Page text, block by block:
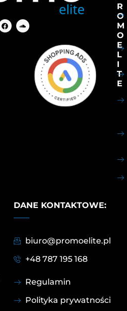
R
O
M
O
E
L
I
T
E
DANE KONTAKTOWE:
biuro@promoelite.pl
+48 787 195 168
Regulamin
Polityka prywatności